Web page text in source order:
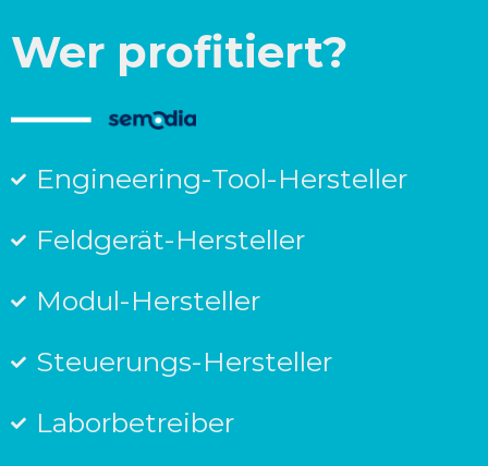
Wer profitiert?
Engineering-Tool-Hersteller
Feldgerät-Hersteller
Modul-Hersteller
Steuerungs-Hersteller
Laborbetreiber